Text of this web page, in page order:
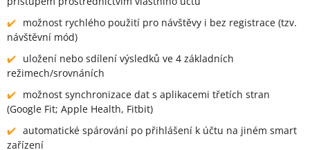
možnost rychlého použití pro návštěvy i bez registrace (tzv.
návštěvní mód)
uložení nebo sdílení výsledků ve 4 základních
režimech/srovnáních
možnost synchronizace dat s aplikacemi třetích stran
(Google Fit; Apple Health, Fitbit)
automatické spárování po přihlášení k účtu na jiném smart
zařízení